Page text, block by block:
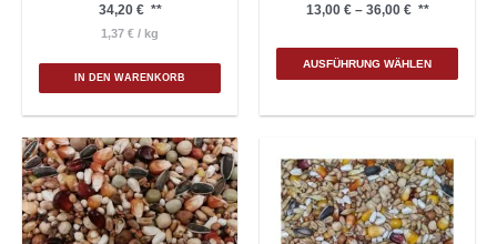
34,20 €**
1,37 € / kg
IN DEN WARENKORB
13,00 €– 36,00 €**
AUSFÜHRUNG WÄHLEN